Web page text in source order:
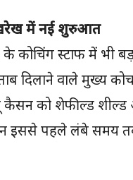
में नई शुरुआत
के कोचिंग स्टाफ में भी
दिलाने वाले मुख्य
कैसन को शेफील्ड
इससे पहले लंबे समय